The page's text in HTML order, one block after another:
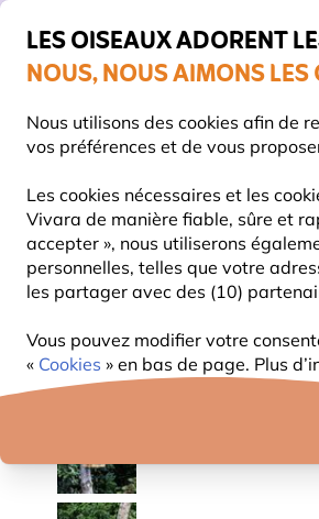
LES OISEAUX ADORENT
NOUS, NOUS AIMONS
Nous utilisons des cookies afin de
vos préférences et de vous
Les cookies nécessaires et les
Vivara de manière fiable, sûre et
accepter », nous utiliserons
personnelles, telles que votre
les partager avec des (10)
Vous pouvez modifier votre
« Cookies » en bas de page. Plus
Très bien noté dans 11 pays
Livraison express gratuite dès
NOURRITURE MANGEOIRES
Nichoirs Nichoirs en bois
NOUVEAU